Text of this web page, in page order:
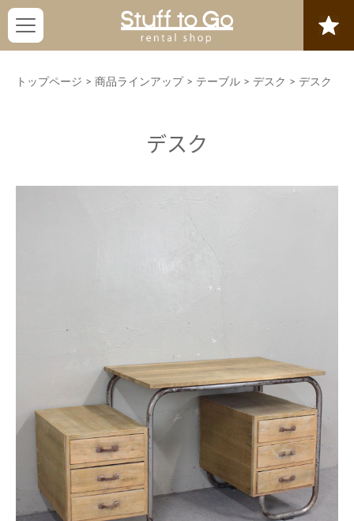
トップページ > 商品ラインアップ > テーブル > デスク > デスク
デスク